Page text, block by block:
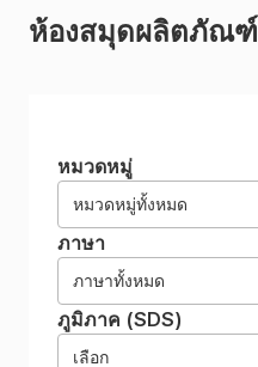
ห้องสมุดผลิตภัณฑ์
หมวดหมู่
หมวดหมู่ทั้งหมด
ภาษา
ภาษาทั้งหมด
ภูมิภาค (SDS)
เลือก